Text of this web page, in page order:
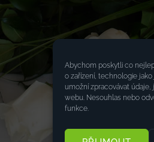
Abychom poskytli co
o zařízení, technologie
umožní zpracovávat
webu. Nesouhlas nebo
funkce.